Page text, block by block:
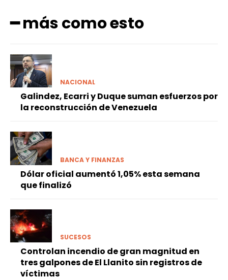
━ más como esto
NACIONAL
Galindez, Ecarri y Duque suman esfuerzos por
la reconstrucción de Venezuela
BANCA Y FINANZAS
Dólar oficial aumentó 1,05% esta semana
que finalizó
SUCESOS
Controlan incendio de gran magnitud en
tres galpones de El Llanito sin registros de
víctimas